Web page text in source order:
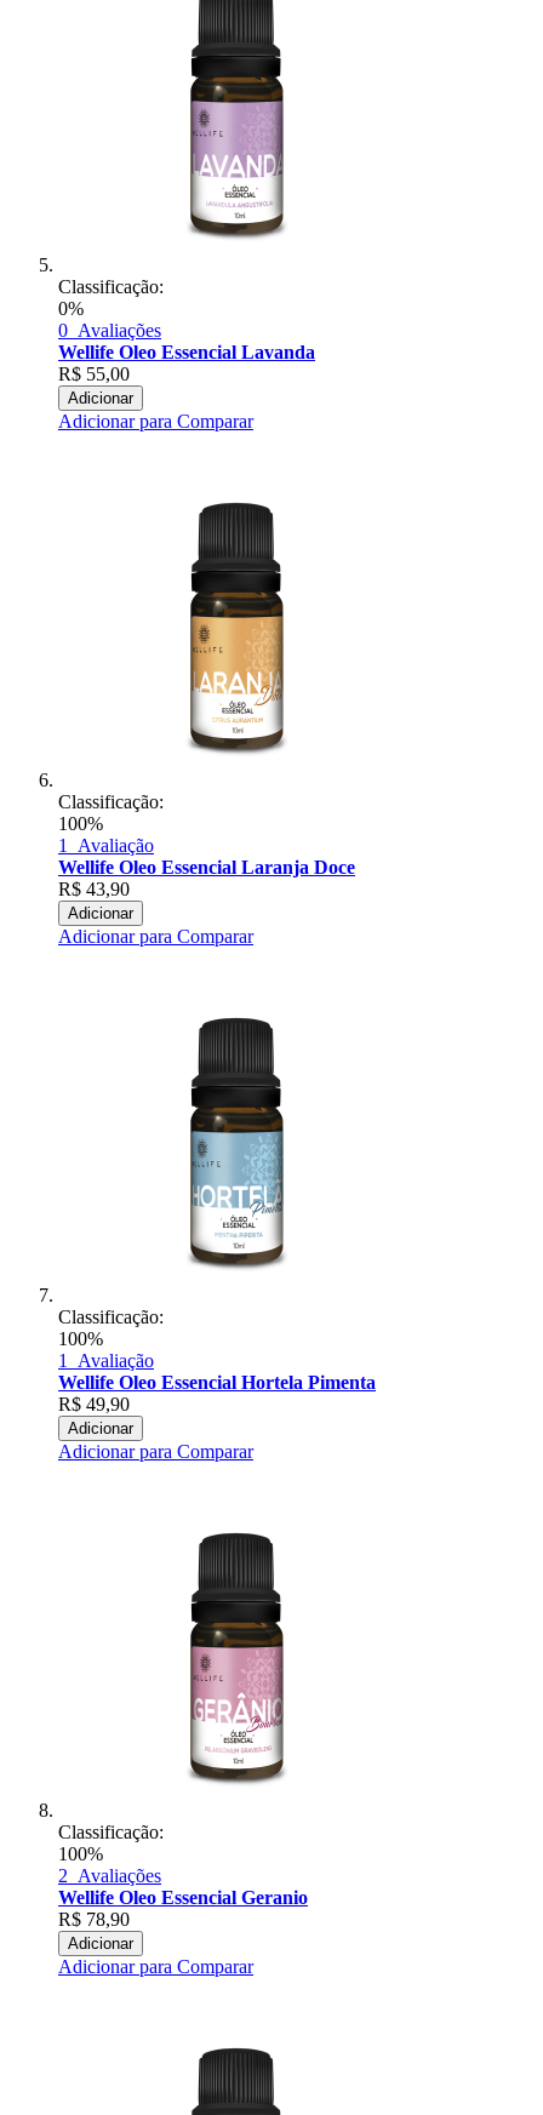
Classificação:
0%
0 Avaliações
Wellife Oleo Essencial Lavanda
R$ 55,00
Adicionar
Adicionar para Comparar
Classificação:
100%
1 Avaliação
Wellife Oleo Essencial Laranja Doce
R$ 43,90
Adicionar
Adicionar para Comparar
Classificação:
100%
1 Avaliação
Wellife Oleo Essencial Hortela Pimenta
R$ 49,90
Adicionar
Adicionar para Comparar
Classificação:
100%
2 Avaliações
Wellife Oleo Essencial Geranio
R$ 78,90
Adicionar
Adicionar para Comparar